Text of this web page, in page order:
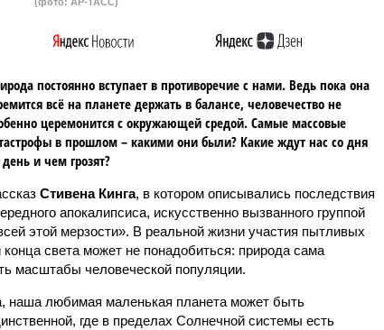
постоянно вступает в противоречие с нами. Ведь пока она
всё на планете держать в балансе, человечество не
церемонится с окружающей средой. Самые массовые
в прошлом – какими они были? Какие ждут нас со дня
и чем грозят?
Стивена Кинга, в котором описывались последствия
апокалипсиса, искусственно вызванного группой
этой мерзости». В реальной жизни участия пытливых
конца света может не понадобиться: природа сама
масштабы человеческой популяции.
наша любимая маленькая планета может быть
где в пределах Солнечной системы есть